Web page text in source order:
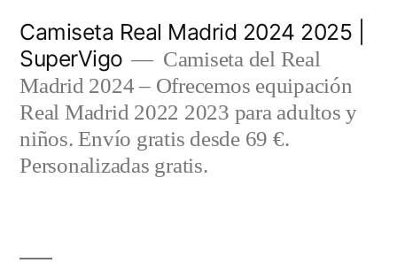
contenido
Camiseta Real Madrid 2024 2025 |
SuperVigo
Camiseta del Real
Madrid 2024 – Ofrecemos equipación
Real Madrid 2022 2023 para adultos y
niños. Envío gratis desde 69 €.
Personalizadas gratis.